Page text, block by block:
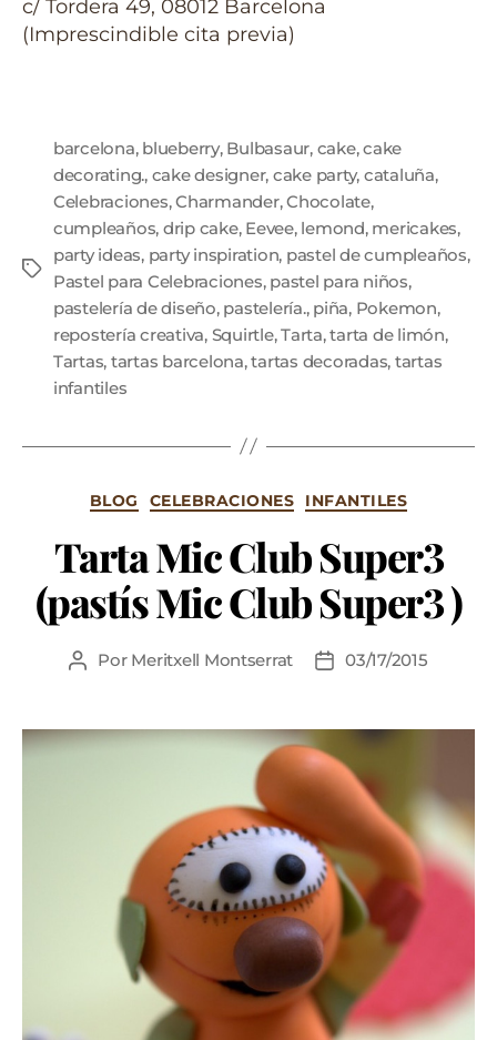
c/ Tordera 49, 08012 Barcelona
(Imprescindible cita previa)
barcelona, blueberry, Bulbasaur, cake,cake
decorating., cake designer, cake party, cataluña,
Celebraciones,Charmander,Chocolate,
cumpleaños, drip cake, Eevee, lemond, mericakes,
party ideas, party inspiration, pastel de cumpleaños,
Pastel para Celebraciones, pastel para niños,
pastelería de diseño, pastelería., piña, Pokemon,
repostería creativa, Squirtle,Tarta,tarta de limón,
Tartas, tartas barcelona,tartas decoradas, tartas
infantiles
BLOG CELEBRACIONES INFANTILES
Tarta Mic Club Super3
(pastís Mic Club Super3 )
Por Meritxell Montserrat 03/17/2015